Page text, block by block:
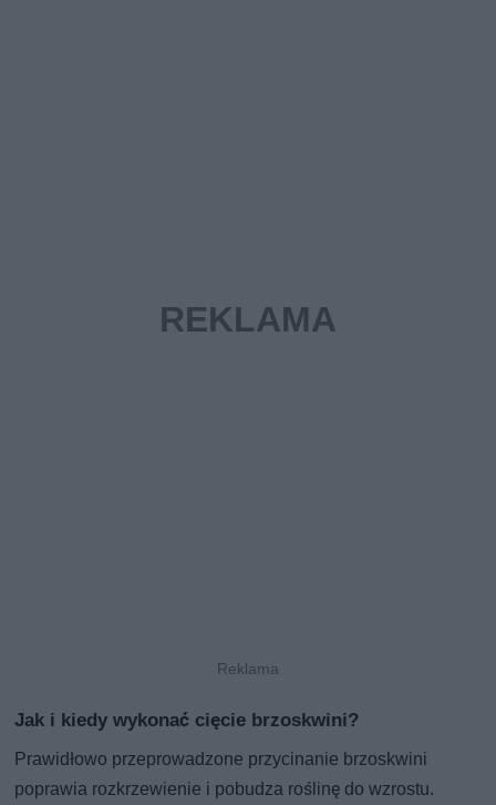
Jak i kiedy wykonać cięcie brzoskwini?
Prawidłowo przeprowadzone przycinanie brzoskwini
poprawia rozkrzewienie i pobudza roślinę do wzrostu.